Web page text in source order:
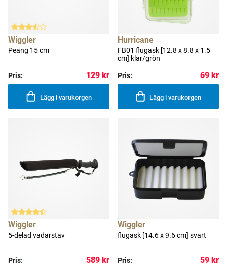
Wiggler
Peang 15 cm
Pris: 129 kr
Lägg i varukorgen
Hurricane
FB01 flugask [12.8 x 8.8 x 1.5
cm] klar/grön
Pris: 69 kr
Lägg i varukorgen
Wiggler
5-delad vadarstav
Pris: 589 kr
Wiggler
flugask [14.6 x 9.6 cm] svart
Pris: 59 kr